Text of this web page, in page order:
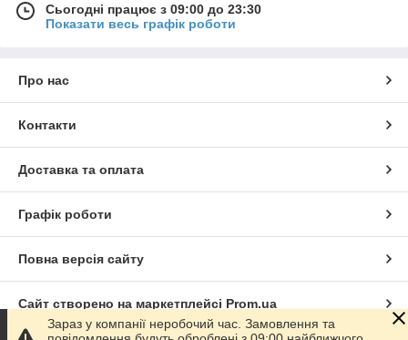
Сьогодні працює з 09:00 до 23:30
Показати весь графік роботи
Про нас
Контакти
Доставка та оплата
Графік роботи
Повна версія сайту
Сайт створено на маркетплейсі Prom.ua
Зараз у компанії неробочий час. Замовлення та